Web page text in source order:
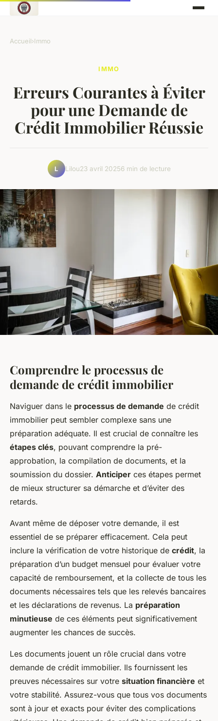
Accueil›Immo
IMMO
Erreurs Courantes à Éviter
pour une Demande de
Crédit Immobilier Réussie
L Lilou23 avril 20256 min de lecture
Comprendre le processus de
demande de crédit immobilier
Naviguer dans le processus de demande de crédit
immobilier peut sembler complexe sans une
préparation adéquate. Il est crucial de connaître les
étapes clés, pouvant comprendre la pré-
approbation, la compilation de documents, et la
soumission du dossier. Anticiper ces étapes permet
de mieux structurer sa démarche et d’éviter des
retards.
Avant même de déposer votre demande, il est
essentiel de se préparer efficacement. Cela peut
inclure la vérification de votre historique de crédit, la
préparation d’un budget mensuel pour évaluer votre
capacité de remboursement, et la collecte de tous les
documents nécessaires tels que les relevés bancaires
et les déclarations de revenus. La préparation
minutieuse de ces éléments peut significativement
augmenter les chances de succès.
Les documents jouent un rôle crucial dans votre
demande de crédit immobilier. Ils fournissent les
preuves nécessaires sur votre situation financière et
votre stabilité. Assurez-vous que tous vos documents
sont à jour et exacts pour éviter des complications